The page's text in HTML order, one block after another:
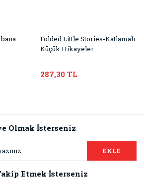
Folded Little Stories-Katlamalı
Küçük Hikayeler
287,30 TL
Olmak İsterseniz
EKLE
Etmek İsterseniz